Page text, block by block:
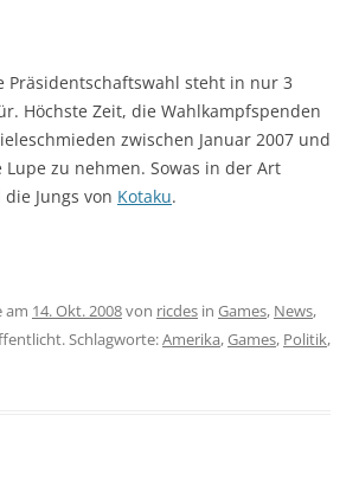
Präsidentschaftswahl steht in nur 3
Höchste Zeit, die Wahlkampfspenden
zwischen Januar 2007 und
Lupe zu nehmen. Sowas in der Art
Jungs von Kotaku.
am 14. Okt. 2008von ricdes in Games, News,
Schlagworte:Amerika,Games, Politik,